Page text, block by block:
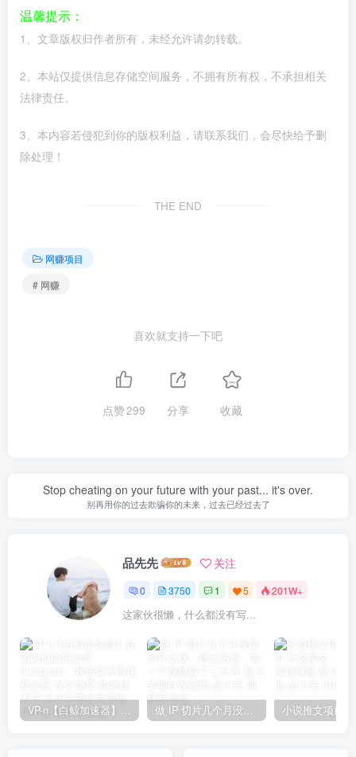
温馨提示：
1、文章版权归作者所有，未经允许请勿转载。
2、本站仅提供信息存储空间服务，不拥有所有权，不承担相关
法律责任。
3、本内容若侵犯到你的版权利益，请联系我们，会尽快给予删
除处理！
THE END
网赚项目
# 网赚
喜欢就支持一下吧
点赞299 分享 收藏
Stop cheating on your future with your past... it's over.
别再用你的过去欺骗你的未来，过去已经过去了
品先先 关注
0 3750 1 5 201W+
这家伙很懒，什么都没有写...
VP-n【白鲸加速器】在国内也能刷油管、Instagram，我送你无限免费流量 永久免费-知名技术官-品小先项目发源地 做 IP 切片几个月没赚到什么钱，蹭上热点，靠一个视频赚了二十万-品小先项目发源地